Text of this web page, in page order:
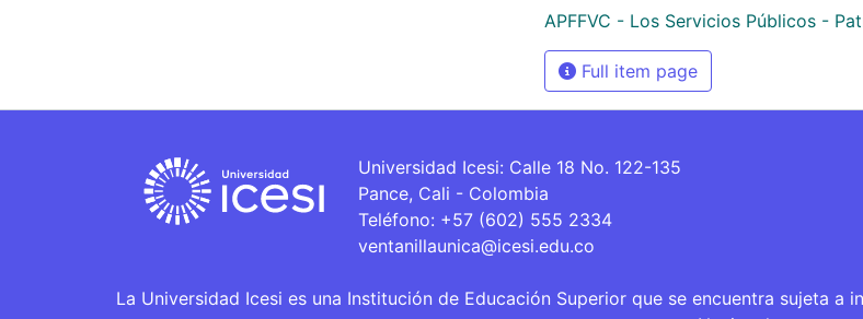
APFFVC - Los Servicios Públicos -
Full item page
Universidad Icesi: Calle 18 No. 122-135
Pance, Cali - Colombia
Teléfono: +57 (602) 555 2334
ventanillaunica@icesi.edu.co
La Universidad Icesi es una Institución de Educación Superior que se encuentra sujeta a